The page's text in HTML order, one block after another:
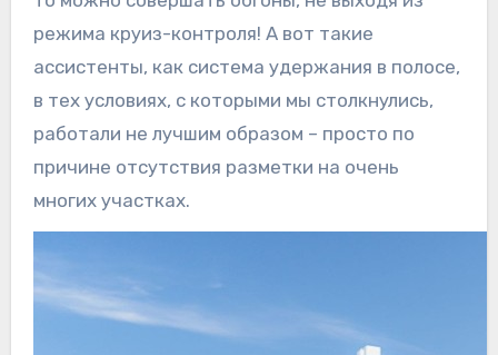
режима круиз-контроля! А вот такие
ассистенты, как система удержания в полосе,
в тех условиях, с которыми мы столкнулись,
работали не лучшим образом – просто по
причине отсутствия разметки на очень
многих участках.